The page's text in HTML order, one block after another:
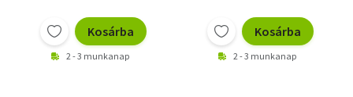
Kosárba
2 - 3 munkanap
Kosárba
2 - 3 munkanap